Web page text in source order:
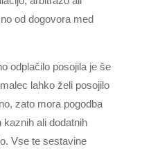
od dogovora med
odplačilo posojila je še
lahko želi posojilo
zato mora pogodba
ali dodatnih
Vse te sestavine